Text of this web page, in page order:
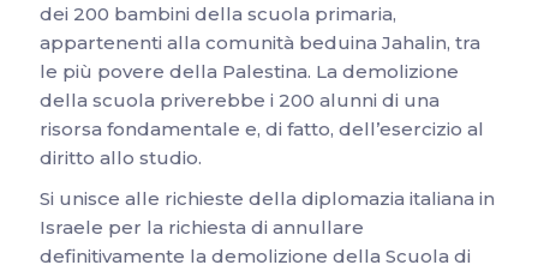
dei 200 bambini della scuola primaria,
appartenenti alla comunità beduina Jahalin, tra
le più povere della Palestina. La demolizione
della scuola priverebbe i 200 alunni di una
risorsa fondamentale e, di fatto, dell’esercizio al
diritto allo studio.
Si unisce alle richieste della diplomazia italiana in
Israele per la richiesta di annullare
definitivamente la demolizione della Scuola di